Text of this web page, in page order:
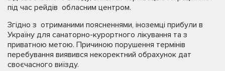
під час рейдів обласним центром.
Згідно з отриманими поясненнями, іноземці прибули в
Україну для санаторно-курортного лікування та з
приватною метою. Причиною порушення термінів
перебування виявився некоректний обрахунок дат
своєчасного виїзду.